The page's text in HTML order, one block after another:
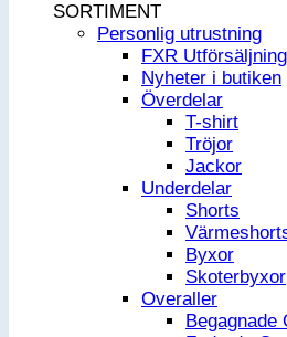
SORTIMENT
Personlig utrustning
FXR Utförsäljning
Nyheter i butiken
Överdelar
T-shirt
Tröjor
Jackor
Underdelar
Shorts
Byxor
Skoterbyxor
Overaller
Begagnade